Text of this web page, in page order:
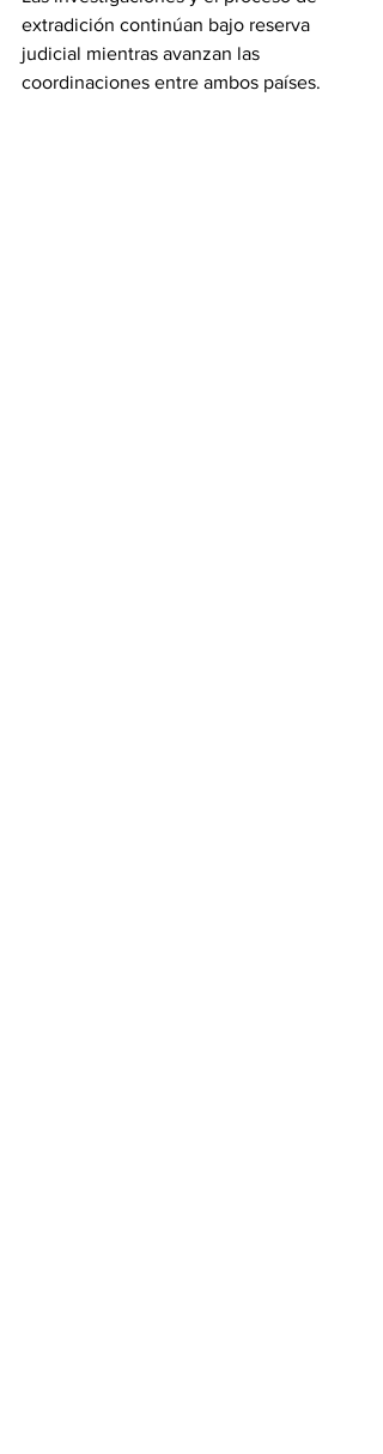
extradición continúan bajo reserva
judicial mientras avanzan las
coordinaciones entre ambos países.